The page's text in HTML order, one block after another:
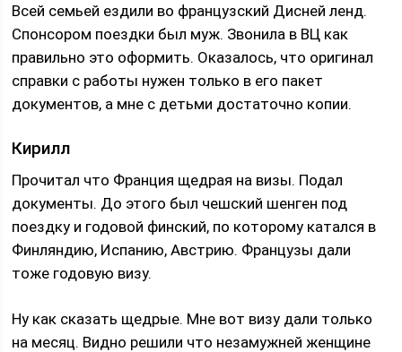
Всей семьей ездили во французский Дисней ленд.
Спонсором поездки был муж. Звонила в ВЦ как
правильно это оформить. Оказалось, что оригинал
справки с работы нужен только в его пакет
документов, а мне с детьми достаточно копии.
Кирилл
Прочитал что Франция щедрая на визы. Подал
документы. До этого был чешский шенген под
поездку и годовой финский, по которому катался в
Финляндию, Испанию, Австрию. Французы дали
тоже годовую визу.
Ну как сказать щедрые. Мне вот визу дали только
на месяц. Видно решили что незамужней женщине